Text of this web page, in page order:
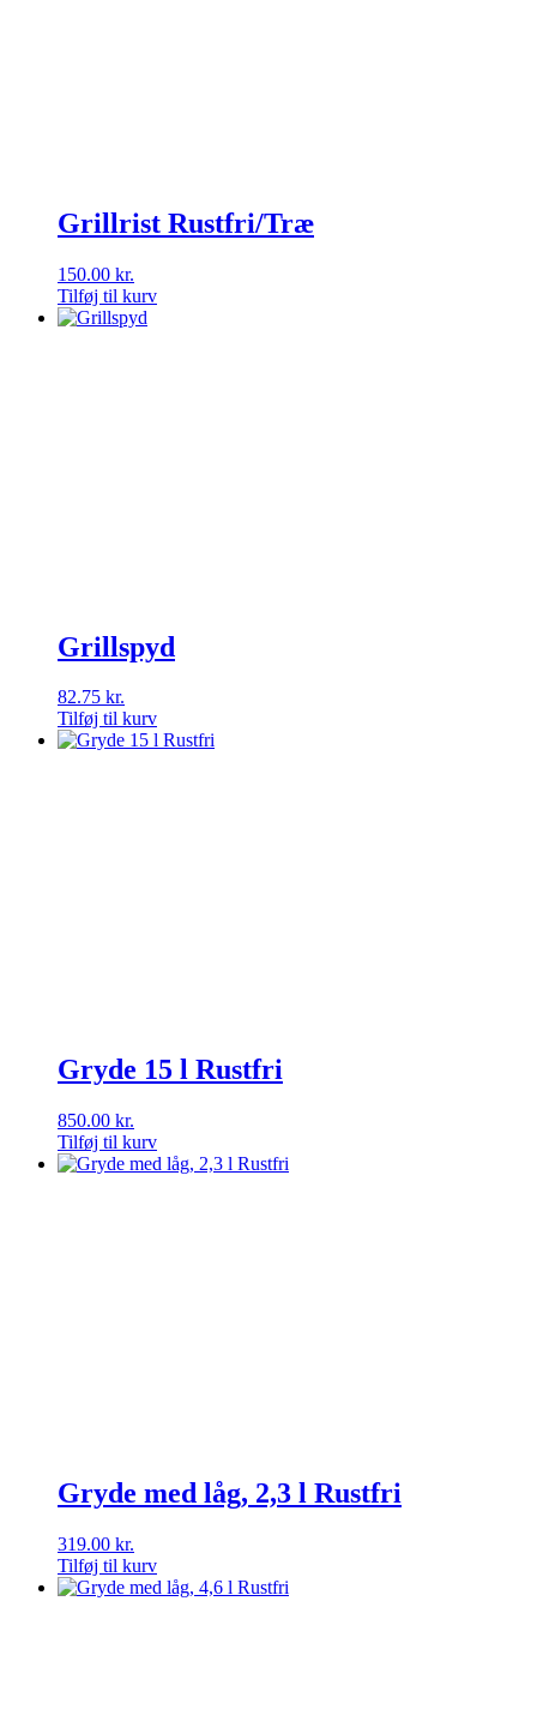
Grillrist Rustfri/Træ
150.00 kr.
Tilføj til kurv
Grillspyd
82.75 kr.
Tilføj til kurv
Gryde 15 l Rustfri
850.00 kr.
Tilføj til kurv
Gryde med låg, 2,3 l Rustfri
319.00 kr.
Tilføj til kurv